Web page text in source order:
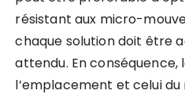
résistant aux micro-
chaque solution doit être
attendu. En conséquence,
l’emplacement et celui